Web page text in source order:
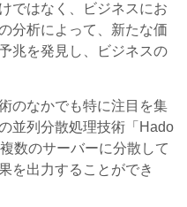
ではなく、ビジネスにお
分析によって、新たな価
兆を発見し、ビジネスの
のなかでも特に注目を集
並列分散処理技術「Hado
数のサーバーに分散して
を出力することができ